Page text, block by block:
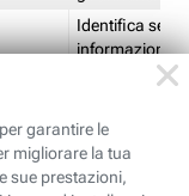
Identifica se
informazioni
Limite di
Identifica se
ricontrollare
corrispondenti